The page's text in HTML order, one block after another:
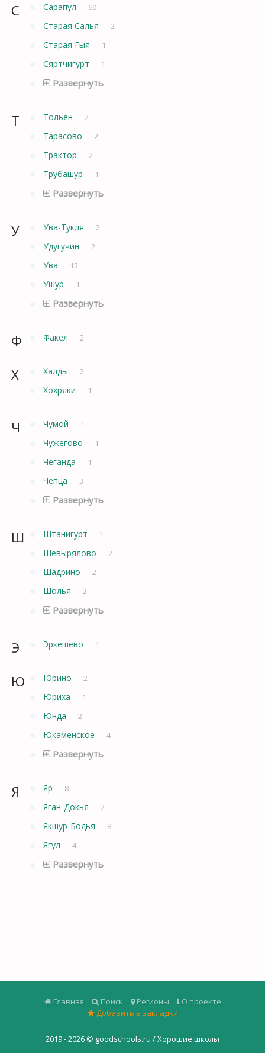
С Сарапул 60
Старая Салья 2
Старая Гыя 1
Сяртчигурт 1
Развернуть
Т Тольен 2
Тарасово 2
Трактор 2
Трубашур 1
Развернуть
У Ува-Тукля 2
Удугучин 2
Ува 15
Ушур 1
Развернуть
Ф Факел 2
Х Халды 2
Хохряки 1
Ч Чумой 1
Чужегово 1
Чеганда 1
Чепца 3
Развернуть
Ш Штанигурт 1
Шевырялово 2
Шадрино 2
Шолья 2
Развернуть
Э Эркешево 1
Ю Юрино 2
Юриха 1
Юнда 2
Юкаменское 4
Развернуть
Я Яр 8
Яган-Докья 2
Якшур-Бодья 8
Ягул 4
Развернуть
Главная Поиск Регионы
О проекте
Добавить в закладки
2019 - 2026 © goodschools.ru / Хорошие школы